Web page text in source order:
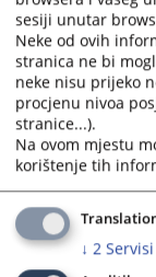
Prikazana vijest
sesiji unutar
Neke od ovih
stranica ne bi
neke nisu prijeko
procjenu nivoa
stranice...).
Na ovom mjestu
korištenje tih
↓ 2